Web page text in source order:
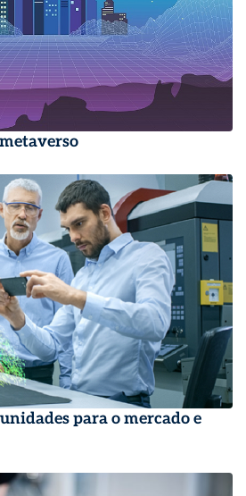
para o mercado e